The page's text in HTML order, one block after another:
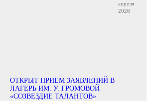
апреля
2026
ОТКРЫТ ПРИЁМ ЗАЯВЛЕНИЙ В
ЛАГЕРЬ ИМ. У. ГРОМОВОЙ
«СОЗВЕЗДИЕ ТАЛАНТОВ»